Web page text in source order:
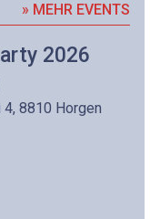
» MEHR EVENTS
2026
8810 Horgen